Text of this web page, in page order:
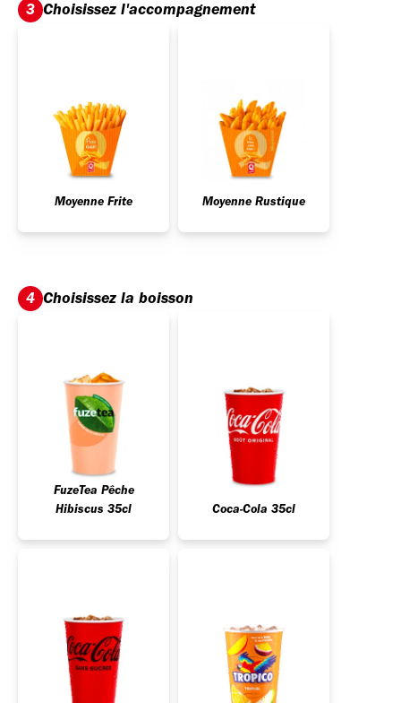
3 Choisissez l'accompagnement
Moyenne Frite Moyenne Rustique
4 Choisissez la boisson
FuzeTea Pêche
Hibiscus 35cl
Coca-Cola 35cl